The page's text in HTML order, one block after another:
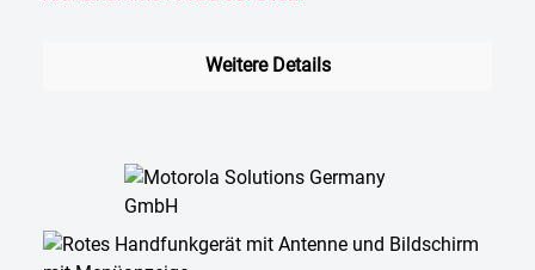
Weitere Details